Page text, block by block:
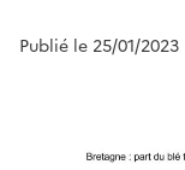
Publié le 25/01/2023